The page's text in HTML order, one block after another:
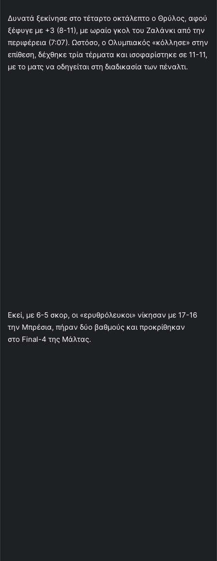
Δυνατά ξεκίνησε στο τέταρτο οκτάλεπτο ο Θρύλος, αφού
ξέφυγε με +3 (8-11), με ωραίο γκολ του Ζαλάνκι από την
περιφέρεια (7:07). Ωστόσο, ο Ολυμπιακός «κόλλησε» στην
επίθεση, δέχθηκε τρία τέρματα και ισοφαρίστηκε σε 11-11,
με το ματς να οδηγείται στη διαδικασία των πέναλτι.
Εκεί, με 6-5 σκορ, οι «ερυθρόλευκοι» νίκησαν με 17-16
την Μπρέσια, πήραν δύο βαθμούς και προκρίθηκαν
στο Final-4 της Μάλτας.